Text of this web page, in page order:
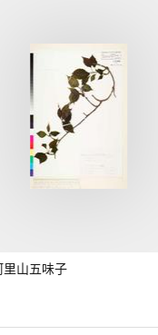
山五味子